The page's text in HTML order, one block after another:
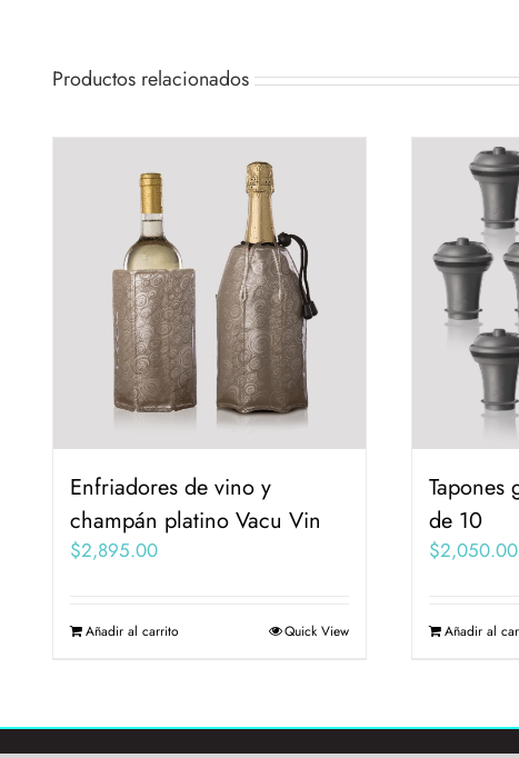
Productos relacionados
Enfriadores de vino y
champán platino Vacu Vin
$2,895.00
Añadir al carrito Quick View
Tapones
de 10
$2,050.00
Añadir al